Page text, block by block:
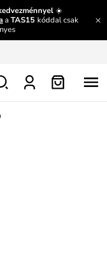
☀️
a TAS15 kóddal csak